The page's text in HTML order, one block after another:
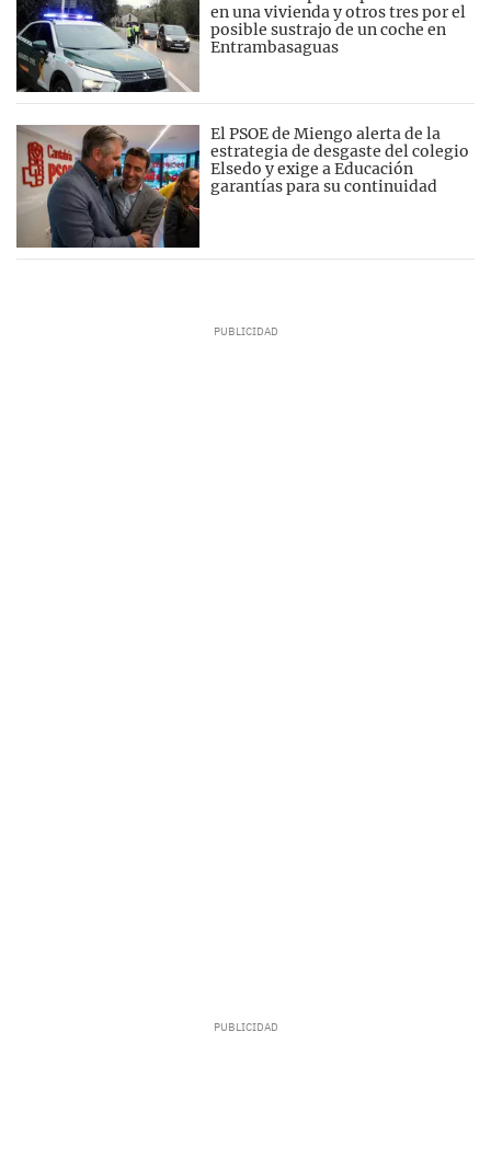
en una vivienda y otros tres por el
posible sustrajo de un coche en
Entrambasaguas
El PSOE de Miengo alerta de la
estrategia de desgaste del colegio
Elsedo y exige a Educación
garantías para su continuidad